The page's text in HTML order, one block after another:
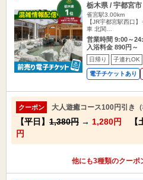
栃木県 / 宇都宮市
雀宮駅3.00km
【JR宇都宮駅西口
車 北関…
営業時間 9:00～
入浴料金 890円～
日帰り 子連れOK
電子チケットあり
クーポン 大人遊癒コース100円引き（
【平日】 1,380円 → 1,280円 【
円
他にも3種類のクーポ